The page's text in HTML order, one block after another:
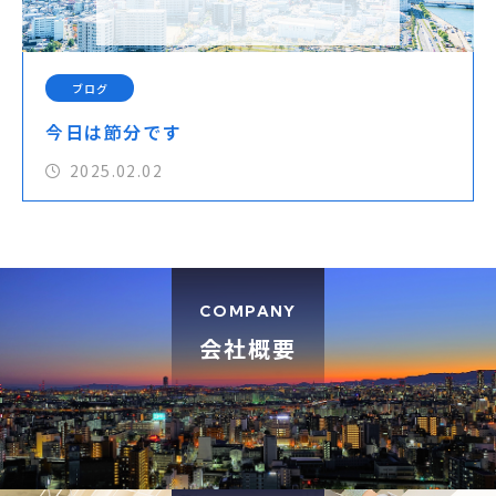
ブログ
今日は節分です
2025.02.02
COMPANY
会社概要